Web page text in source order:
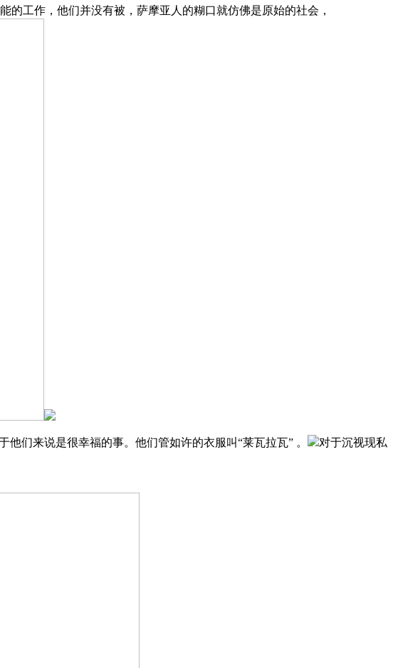
工作，他们并没有被，萨摩亚人的糊口就仿佛是原始的社会，
们来说是很幸福的事。他们管如许的衣服叫“莱瓦拉瓦” 。
对于沉视现私